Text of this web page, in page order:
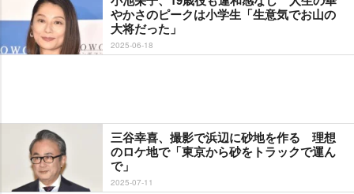
かさのピークは小学生「生意気でお山の
大将だった」
2025-06-18
三谷幸喜、撮影で浜辺に砂地を作る 理想
のロケ地で「東京から砂をトラックで運ん
で」
2025-07-11